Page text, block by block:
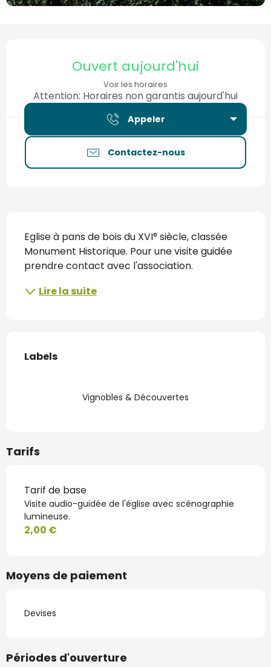
Ouvert aujourd'hui
Voir les horaires
Attention: Horaires non garantis aujourd'hui
Appeler
Contactez-nous
Eglise à pans de bois du XVI° siècle, classée
Monument Historique. Pour une visite guidée
prendre contact avec l'association.
Lire la suite
Labels
Labels
Vignobles & Découvertes
Tarifs
Tarif de base
Visite audio-guidée de l'église avec scénographie
lumineuse.
2,00 €
Moyens de paiement
Devises
Périodes d'ouverture